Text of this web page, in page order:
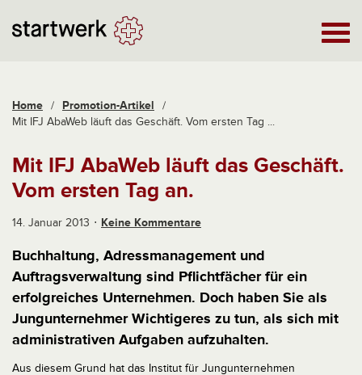
Home / Promotion-Artikel
/
Mit IFJ AbaWeb läuft das Geschäft. Vom ersten Tag ...
Mit IFJ AbaWeb läuft das Geschäft.
Vom ersten Tag an.
14. Januar 2013 Keine Kommentare
Buchhaltung, Adressmanagement und
Auftragsverwaltung sind Pflichtfächer für ein
erfolgreiches Unternehmen. Doch haben Sie als
Jungunternehmer Wichtigeres zu tun, als sich mit
administrativen Aufgaben aufzuhalten.
Aus diesem Grund hat das Institut für Jungunternehmen